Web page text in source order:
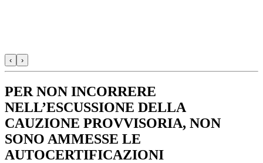
‹ ›
PER NON INCORRERE
NELL’ESCUSSIONE DELLA
CAUZIONE PROVVISORIA, NON
SONO AMMESSE LE
AUTOCERTIFICAZIONI